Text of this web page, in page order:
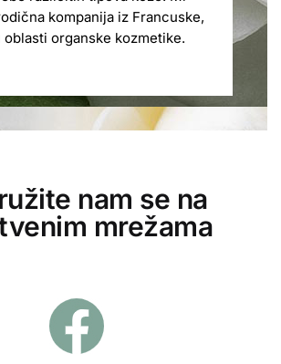
kompanija iz Francuske,
oblasti organske kozmetike.
nam se na
mrežama